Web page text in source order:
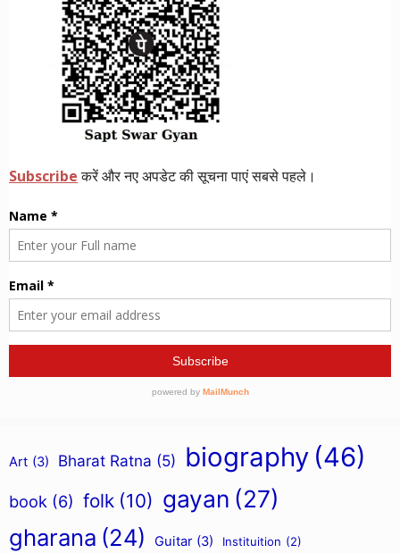
Art (3) Bharat Ratna (5) biography (46)
book (6) folk (10) gayan (27)
gharana (24) Guitar (3) Instituition (2)